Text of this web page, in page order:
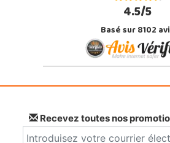
4.5/5
Basé sur 8102
Recevez toutes nos